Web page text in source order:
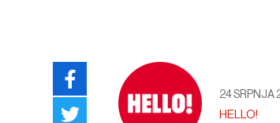
24 SRPNJA
HELLO!